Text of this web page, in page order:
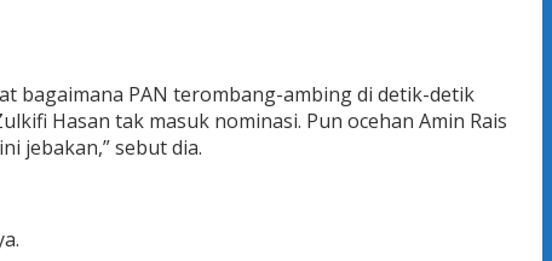
bagaimana PAN terombang-ambing di detik-detik
Hasan tak masuk nominasi. Pun ocehan Amin Rais
jebakan,” sebut dia.